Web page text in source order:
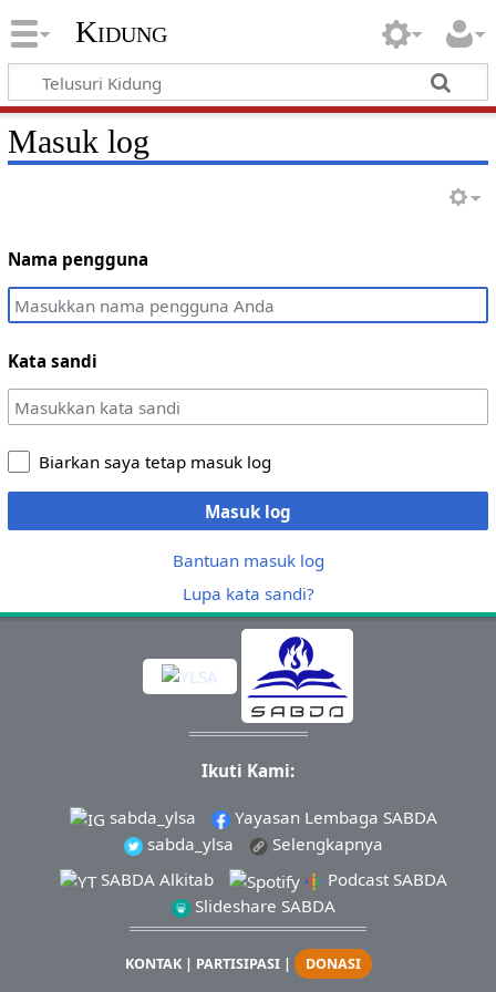
Kidung
Masuk log
Nama pengguna
Kata sandi
Biarkan saya tetap masuk log
Masuk log
Bantuan masuk log
Lupa kata sandi?
Ikuti Kami:
sabda_ylsa
Yayasan Lembaga SABDA
sabda_ylsa
Selengkapnya
SABDA Alkitab
Podcast SABDA
Slideshare SABDA
KONTAK| PARTISIPASI| DONASI